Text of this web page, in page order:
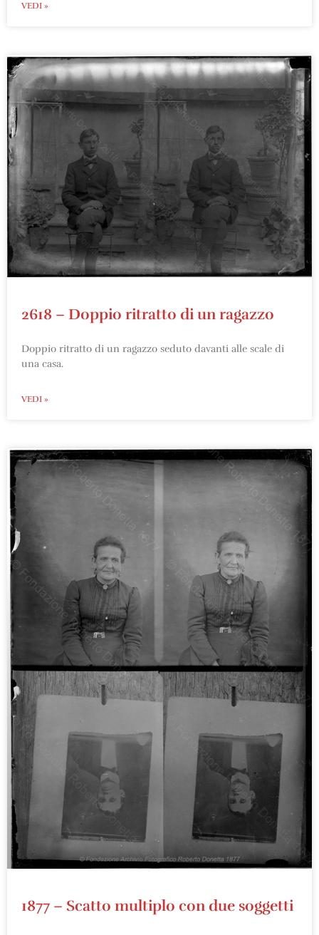
VEDI »
2618 – Doppio ritratto di un ragazzo
Doppio ritratto di un ragazzo seduto davanti alle scale di
una casa.
VEDI »
1877 – Scatto multiplo con due soggetti